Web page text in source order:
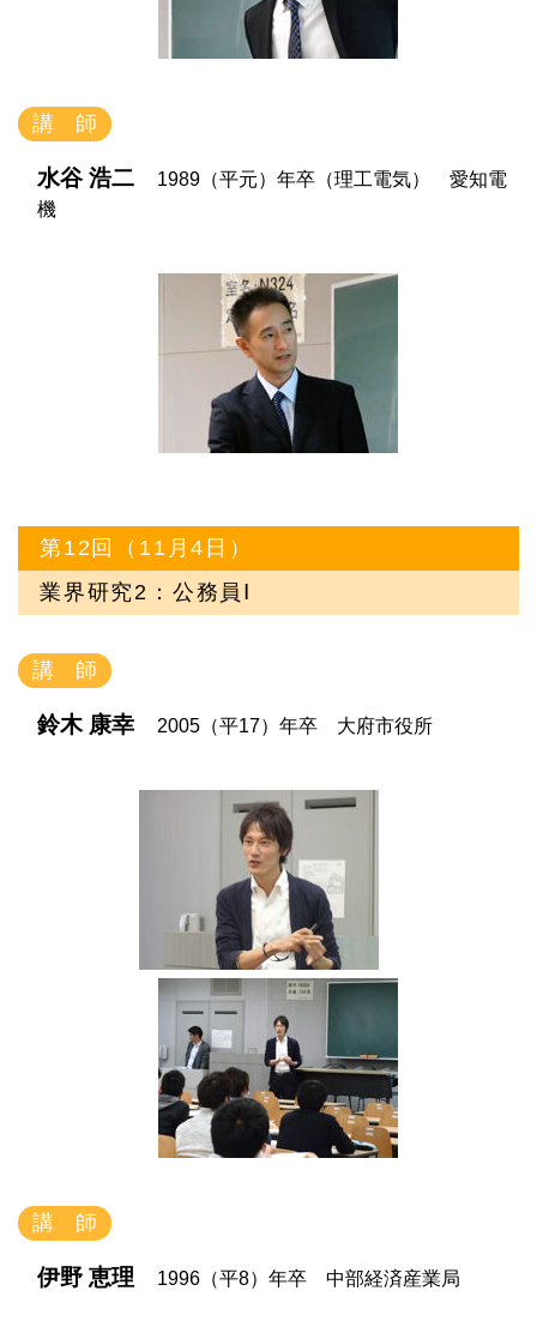
講 師
水谷 浩二
1989（平元）年卒（理工電気） 愛知電
機
第12回（11月4日）
業界研究2：公務員Ⅰ
講 師
鈴木 康幸 2005（平17）年卒 大府市役所
講 師
伊野 恵理 1996（平8）年卒 中部経済産業局